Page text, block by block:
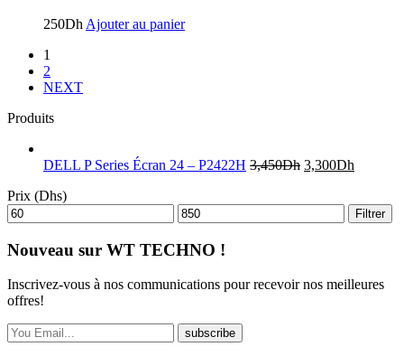
250Dh Ajouter au panier
1
2
NEXT
Produits
DELL P Series Écran 24 – P2422H 3,450Dh 3,300Dh
Prix (Dhs)
Filtrer
Nouveau sur WT TECHNO !
Inscrivez-vous à nos communications pour recevoir nos meilleures
offres!
subscribe